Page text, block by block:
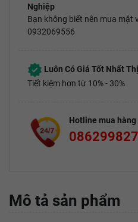
Nghiệp
Bạn không biết nên mua mặt
0932069556
Luôn Có Giá Tốt Nhất
Tiết kiệm hơn từ 10% - 30%
Hotline mua hàng
Mô tả sản phẩm